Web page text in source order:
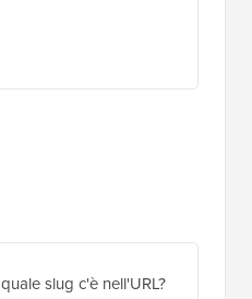
slug c'è nell'URL?